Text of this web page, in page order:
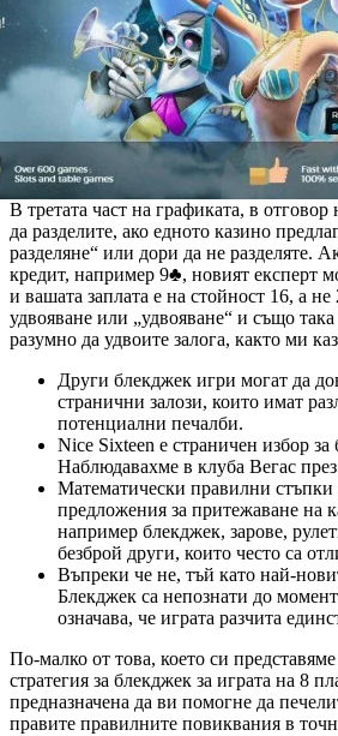
В третата част на графиката, в
да разделите, ако едното казино
разделяне“ или дори да не разделяте.
кредит, например 9♣, новият експерт
и вашата заплата е на стойност 16, а не
удвояване или „удвояване“ и също
разумно да удвоите залога, както ми
Други блекджек игри могат да
странични залози, които имат
потенциални печалби.
Nice Sixteen е страничен избор за
Наблюдавахме в клуба Вегас
Математически правилни
предложения за притежаване на
например блекджек, зарове,
безброй други, които често са
Въпреки че не, тъй като най-
Блекджек са непознати до
означава, че играта разчита
По-малко от това, което си
стратегия за блекджек за играта на 8
предназначена да ви помогне да
правите правилните повиквания в